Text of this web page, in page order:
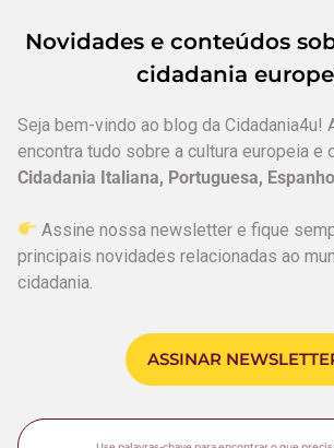
Novidades e conteúdos
cidadania
Seja bem-vindo ao blog da Cidadania4u!
encontra tudo sobre a cultura europeia e
Cidadania Italiana, Portuguesa,
Assine nossa newsletter e fique
principais novidades relacionadas ao
cidadania.
ASSINAR